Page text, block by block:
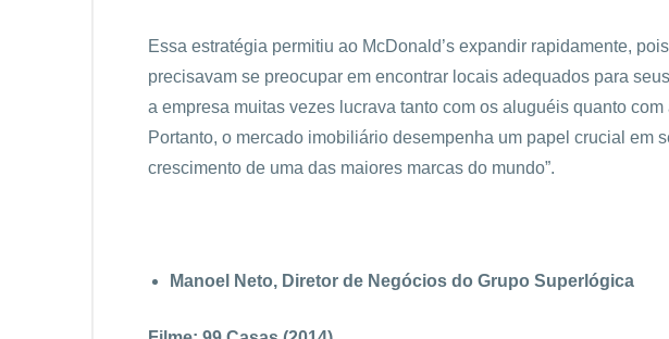
Essa estratégia permitiu ao McDonald’s expandir rapidamente,
precisavam se preocupar em encontrar locais adequados para
a empresa muitas vezes lucrava tanto com os aluguéis quanto
Portanto, o mercado imobiliário desempenha um papel crucial em
crescimento de uma das maiores marcas do mundo”.
Manoel Neto, Diretor de Negócios do Grupo Superlógica